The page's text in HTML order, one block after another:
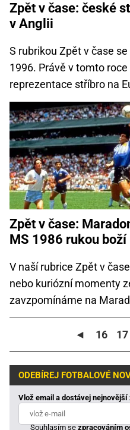
Zpět v čase: české
v Anglii
S rubrikou Zpět v čase
1996. Právě v tomto
reprezentace stříbro na
Zpět v čase:
MS 1986 rukou boží
V naší rubrice Zpět v
nebo kuriózní momenty
zavzpomínáme na
◄ 16 17
ODEBÍREJ FOTBALOVÉ
Vlož email a dostávej
Souhlasím sezpracováním